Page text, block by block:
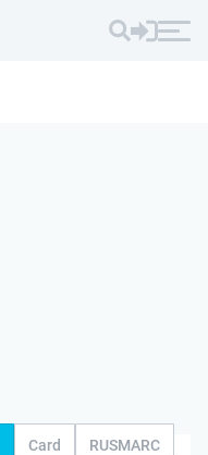
Card RUSMARC